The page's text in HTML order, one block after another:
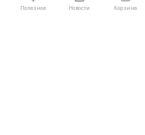
Полезное Новости Корзина